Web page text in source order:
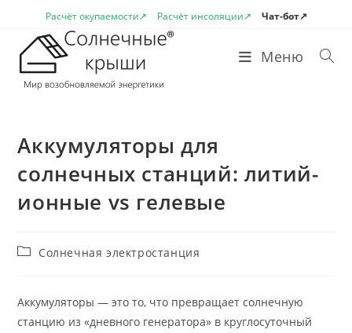
содержимому
Расчёт окупаемости↗ Расчёт инсоляции↗ Чат-бот↗
Меню
Аккумуляторы для
солнечных станций: литий-
ионные vs гелевые
РубрикаСолнечная электростанция
Аккумуляторы — это то, что превращает солнечную
станцию из «дневного генератора» в круглосуточный